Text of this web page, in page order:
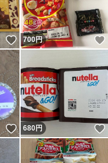
いいね！
700円
いいね！
680円